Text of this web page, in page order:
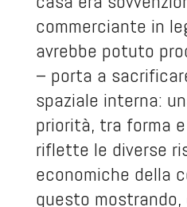
commerciante in
avrebbe potuto
– porta a
spaziale interna:
priorità, tra forma
riflette le diverse
economiche della
questo mostrando,